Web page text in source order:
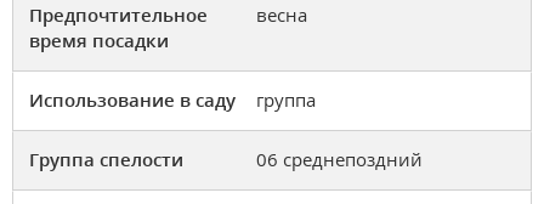
Предпочтительное
время посадки
весна
Использование в саду группа
Группа спелости 06 среднепоздний